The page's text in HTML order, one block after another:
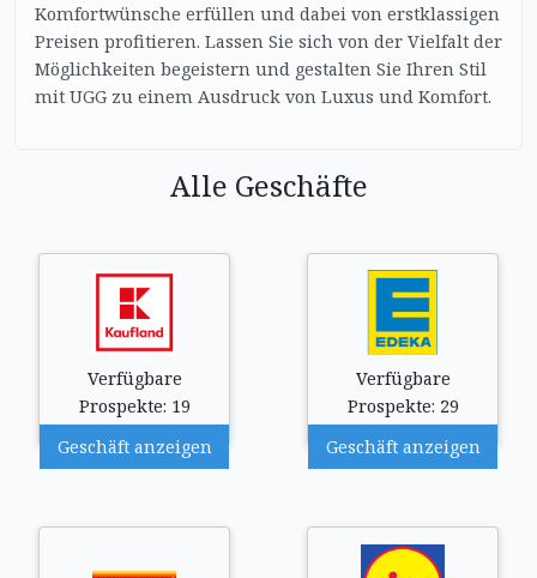
Komfortwünsche erfüllen und dabei von erstklassigen
Preisen profitieren. Lassen Sie sich von der Vielfalt der
Möglichkeiten begeistern und gestalten Sie Ihren Stil
mit UGG zu einem Ausdruck von Luxus und Komfort.
Alle Geschäfte
Verfügbare
Prospekte: 19
Geschäft anzeigen
Verfügbare
Prospekte: 29
Geschäft anzeigen